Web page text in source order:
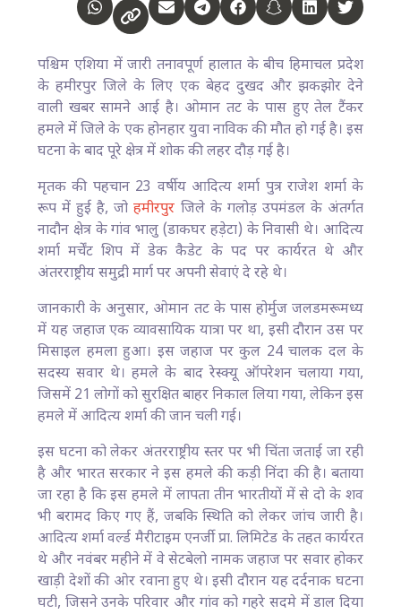
पश्चिम एशिया में जारी तनावपूर्ण हालात के बीच हिमाचल प्रदेश
के हमीरपुर जिले के लिए एक बेहद दुखद और झकझोर देने
वाली खबर सामने आई है। ओमान तट के पास हुए तेल टैंकर
हमले में जिले के एक होनहार युवा नाविक की मौत हो गई है। इस
घटना के बाद पूरे क्षेत्र में शोक की लहर दौड़ गई है।
मृतक की पहचान 23 वर्षीय आदित्य शर्मा पुत्र राजेश शर्मा के
रूप में हुई है, जोहमीरपुर जिले के गलोड़ उपमंडल के अंतर्गत
नादौन क्षेत्र के गांव भालु (डाकघर हड़ेटा) के निवासी थे। आदित्य
शर्मा मर्चेंट शिप में डेक कैडेट के पद पर कार्यरत थे और
अंतरराष्ट्रीय समुद्री मार्ग पर अपनी सेवाएं दे रहे थे।
जानकारी के अनुसार, ओमान तट के पास होर्मुज जलडमरूमध्य
में यह जहाज एक व्यावसायिक यात्रा पर था, इसी दौरान उस पर
मिसाइल हमला हुआ। इस जहाज पर कुल 24 चालक दल के
सदस्य सवार थे। हमले के बाद रेस्क्यू ऑपरेशन चलाया गया,
जिसमें 21 लोगों को सुरक्षित बाहर निकाल लिया गया, लेकिन इस
हमले में आदित्य शर्मा की जान चली गई।
इस घटना को लेकर अंतरराष्ट्रीय स्तर पर भी चिंता जताई जा रही
है और भारत सरकार ने इस हमले की कड़ी निंदा की है। बताया
जा रहा है कि इस हमले में लापता तीन भारतीयों में से दो के शव
भी बरामद किए गए हैं, जबकि स्थिति को लेकर जांच जारी है।
आदित्य शर्मा वर्ल्ड मैरीटाइम एनर्जी प्रा. लिमिटेड के तहत कार्यरत
थे और नवंबर महीने में वे सेटबेलो नामक जहाज पर सवार होकर
खाड़ी देशों की ओर रवाना हुए थे। इसी दौरान यह दर्दनाक घटना
घटी, जिसने उनके परिवार और गांव को गहरे सदमे में डाल दिया